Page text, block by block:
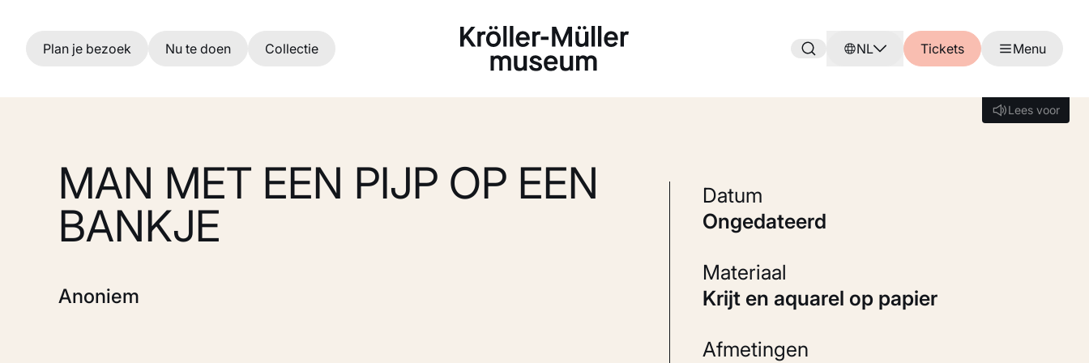
Ga naar hoofdinhoud
Plan je bezoek Nu te doen Collectie NL Tickets Menu
Lees voor
Lees voor
MAN MET EEN PIJP OP EEN
BANKJE
Anoniem
Datum
ongedateerd
Materiaal
Krijt en aquarel op papier
Afmetingen